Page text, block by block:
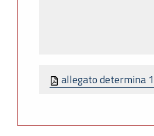
allegato determina